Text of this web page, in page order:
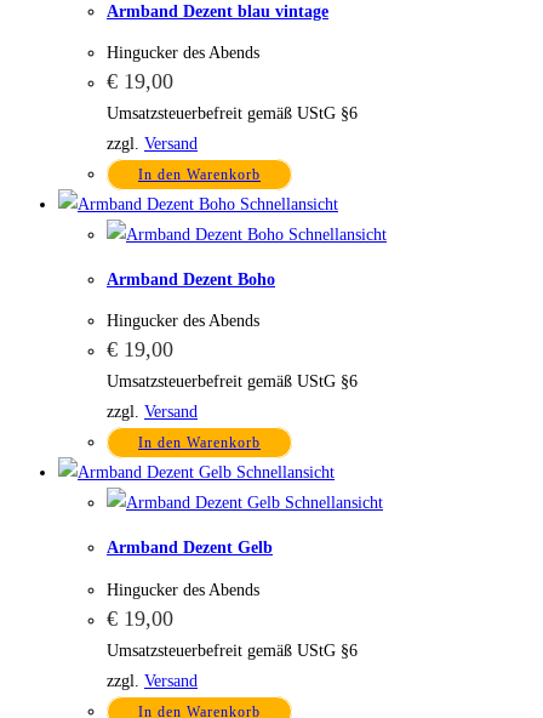
Armband Dezent blau vintage
Hingucker des Abends
€ 19,00
Umsatzsteuerbefreit gemäß UStG §6
zzgl. Versand
In den Warenkorb
Schnellansicht
Schnellansicht
Armband Dezent Boho
Hingucker des Abends
€ 19,00
Umsatzsteuerbefreit gemäß UStG §6
zzgl. Versand
In den Warenkorb
Schnellansicht
Schnellansicht
Armband Dezent Gelb
Hingucker des Abends
€ 19,00
Umsatzsteuerbefreit gemäß UStG §6
zzgl. Versand
In den Warenkorb